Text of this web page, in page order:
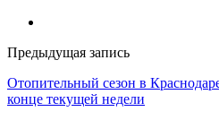
Предыдущая запись
Отопительный сезон в
конце текущей недели